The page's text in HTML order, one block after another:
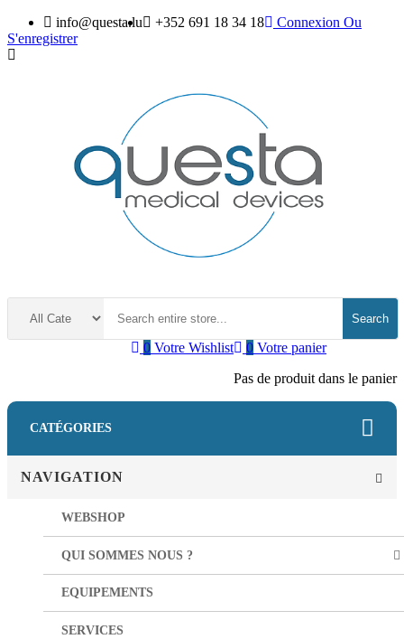
info@questa.lu +352 691 18 34 18 Connexion Ou
S'enregistrer
Search
0 Votre panier
Pas de produit dans le panier
0 Votre Wishlist
CATÉGORIES
NAVIGATION
WEBSHOP
QUI SOMMES NOUS ?
EQUIPEMENTS
SERVICES